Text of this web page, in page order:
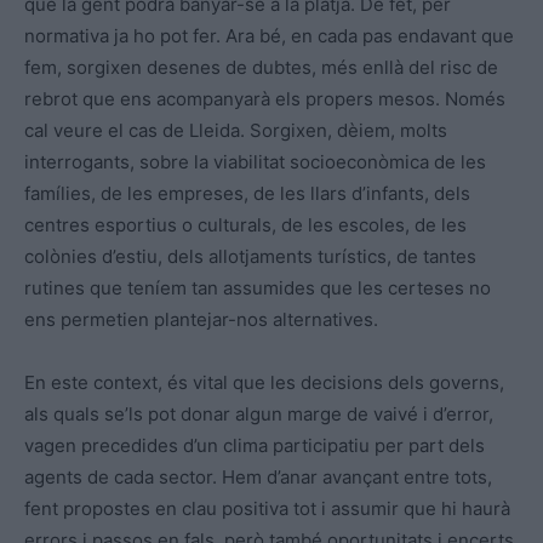
normativa ja ho pot fer. Ara bé, en cada pas endavant que
fem, sorgixen desenes de dubtes, més enllà del risc de
rebrot que ens acompanyarà els propers mesos. Només
cal veure el cas de Lleida. Sorgixen, dèiem, molts
interrogants, sobre la viabilitat socioeconòmica de les
famílies, de les empreses, de les llars d’infants, dels
centres esportius o culturals, de les escoles, de les
colònies d’estiu, dels allotjaments turístics, de tantes
rutines que teníem tan assumides que les certeses no
ens permetien plantejar-nos alternatives.
En este context, és vital que les decisions dels governs,
als quals se’ls pot donar algun marge de vaivé i d’error,
vagen precedides d’un clima participatiu per part dels
agents de cada sector. Hem d’anar avançant entre tots,
fent propostes en clau positiva tot i assumir que hi haurà